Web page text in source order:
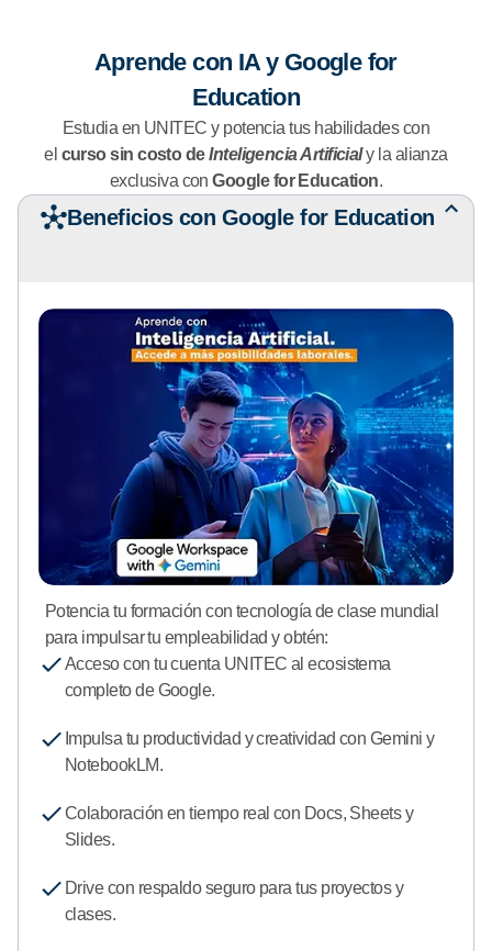
Aprende con IA y Google for
Education
Estudia en UNITEC y potencia tus habilidades con
el curso sin costo deInteligencia Artificial y la alianza
exclusiva conGoogle for Education.
Beneficios con Google for Education
Potencia tu formación con tecnología de clase mundial
para impulsar tu empleabilidad y obtén:
Acceso con tu cuenta UNITEC al ecosistema
completo de Google.
Impulsa tu productividad y creatividad con Gemini y
NotebookLM.
Colaboración en tiempo real con Docs, Sheets y
Slides.
Drive con respaldo seguro para tus proyectos y
clases.